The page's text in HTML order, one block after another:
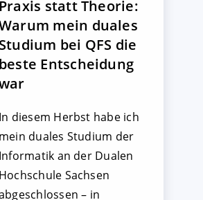
Praxis statt Theorie:
mein duales
Studium bei QFS die
beste Entscheidung
In diesem Herbst habe ich
mein duales Studium der
Informatik an der Dualen
Hochschule Sachsen
– in